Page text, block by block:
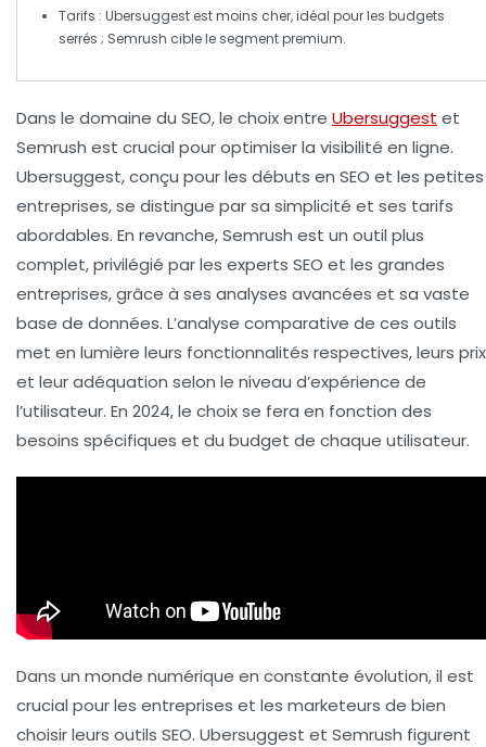
Tarifs : Ubersuggest est moins cher, idéal pour les budgets
serrés ; Semrush cible le segment premium.
Dans le domaine du SEO, le choix entre Ubersuggest et
Semrush est crucial pour optimiser la visibilité en ligne.
Ubersuggest, conçu pour les débuts en SEO et les petites
entreprises, se distingue par sa simplicité et ses tarifs
abordables. En revanche, Semrush est un outil plus
complet, privilégié par les experts SEO et les grandes
entreprises, grâce à ses analyses avancées et sa vaste
base de données. L’analyse comparative de ces outils
met en lumière leurs fonctionnalités respectives, leurs
et leur adéquation selon le niveau d’expérience de
l’utilisateur. En 2024, le choix se fera en fonction des
besoins spécifiques et du budget de chaque utilisateur.
Dans un monde numérique en constante évolution, il est
crucial pour les entreprises et les marketeurs de bien
choisir leurs outils SEO. Ubersuggest et Semrush figurent